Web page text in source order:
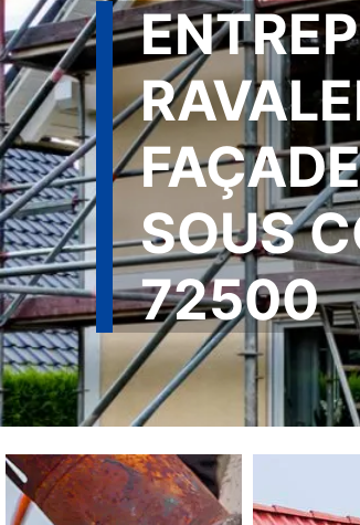
SOUS
72500